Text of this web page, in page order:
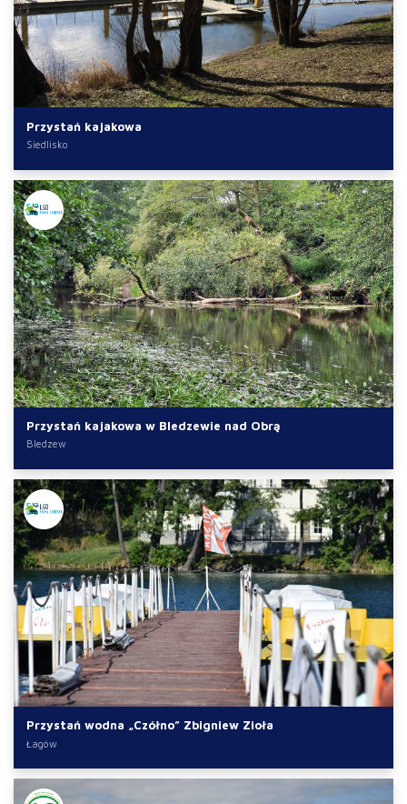
Przystań kajakowa
Siedlisko
Przystań kajakowa w Bledzewie nad Obrą
Bledzew
Przystań wodna „Czółno” Zbigniew Zioła
Łagów